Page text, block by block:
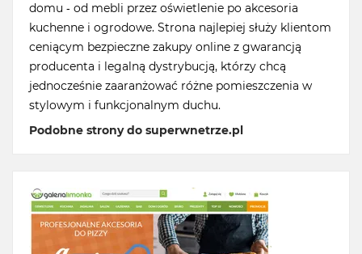
domu - od mebli przez oświetlenie po akcesoria
kuchenne i ogrodowe. Strona najlepiej służy klientom
ceniącym bezpieczne zakupy online z gwarancją
producenta i legalną dystrybucją, którzy chcą
jednocześnie zaaranżować różne pomieszczenia w
stylowym i funkcjonalnym duchu.
Podobne strony do superwnetrze.pl